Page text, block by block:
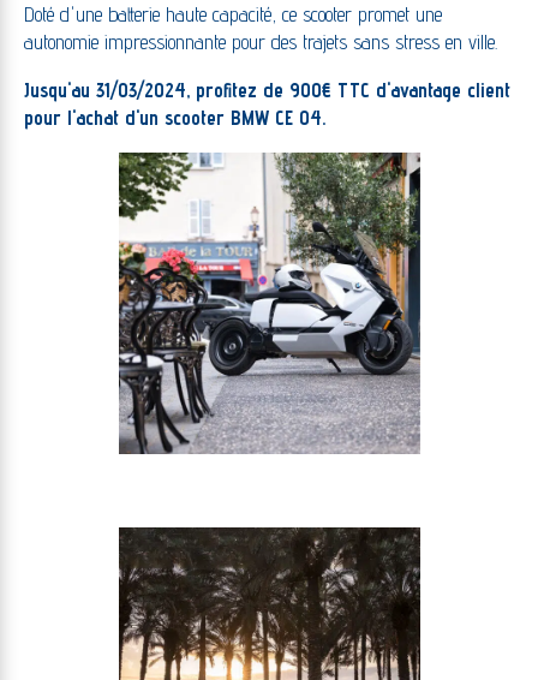
Doté d'une batterie haute capacité, ce scooter promet une
autonomie impressionnante pour des trajets sans stress en ville.
Jusqu'au 31/03/2024, profitez de 900€ TTC d'avantage client
pour l'achat d'un scooter BMW CE 04.